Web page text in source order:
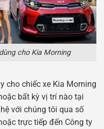
cho Kia Morning
cho chiếc xe Kia Morning
bất kỳ vị trí nào tại
với chúng tôi qua số
trực tiếp đến Công ty